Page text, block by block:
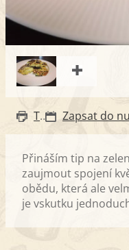
Tisk
Přináším tip na
zaujmout spojení
obědu, která ale
je vskutku